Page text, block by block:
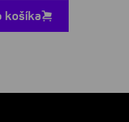
košíka